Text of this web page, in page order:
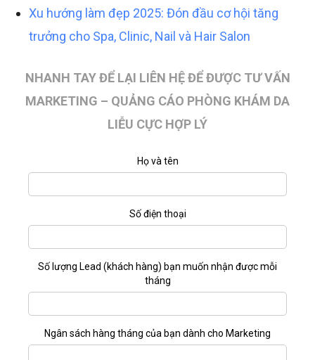
Xu hướng làm đẹp 2025: Đón đầu cơ hội tăng
trưởng cho Spa, Clinic, Nail và Hair Salon
NHANH TAY ĐỂ LẠI LIÊN HỆ ĐỂ ĐƯỢC TƯ VẤN
MARKETING – QUẢNG CÁO PHÒNG KHÁM DA
LIỄU CỰC HỢP LÝ
Họ và tên
Số lượng Lead (khách hàng) bạn muốn nhận được mỗi
tháng
Ngân sách hàng tháng của bạn dành cho Marketing
Số điện thoại